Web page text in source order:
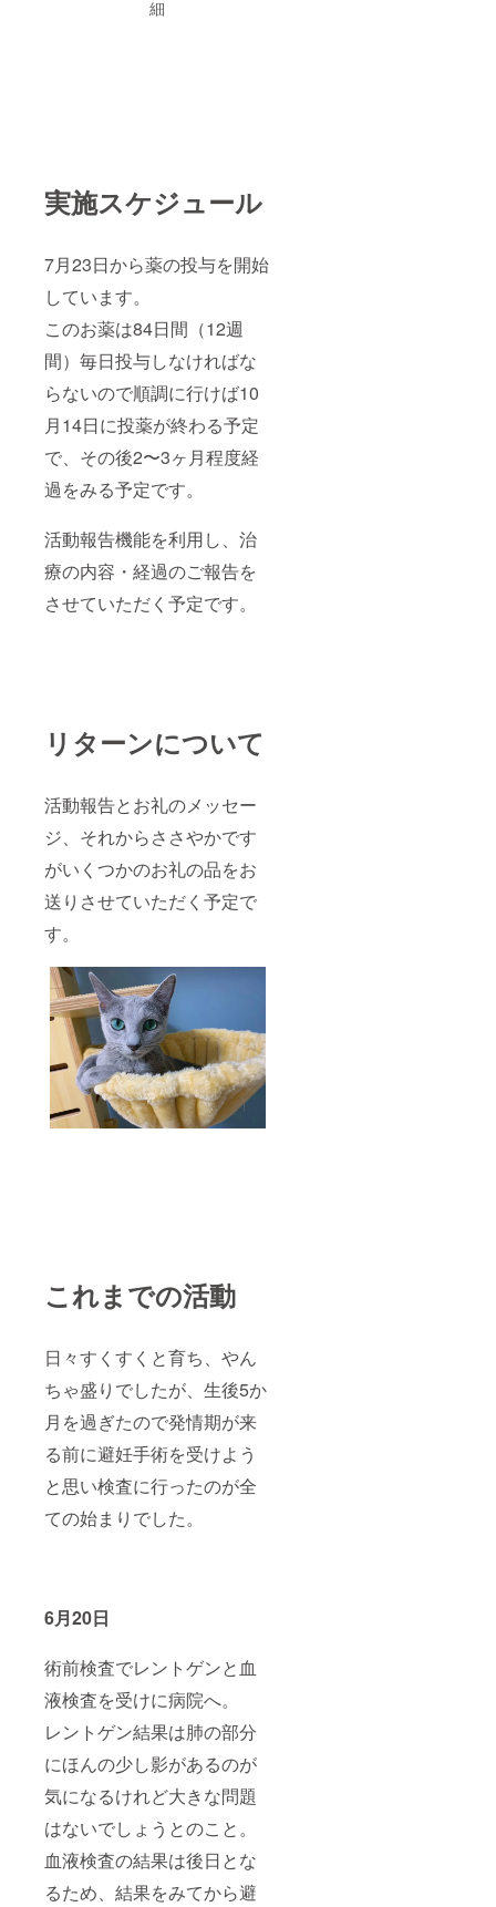
細
実施スケジュール
7月23日から薬の投与を開始
しています。
このお薬は84日間（12週
間）毎日投与しなければな
らないので順調に行けば10
月14日に投薬が終わる予定
で、その後2〜3ヶ月程度経
過をみる予定です。
活動報告機能を利用し、治
療の内容・経過のご報告を
させていただく予定です。
リターンについて
活動報告とお礼のメッセー
ジ、それからささやかです
がいくつかのお礼の品をお
送りさせていただく予定で
す。
これまでの活動
日々すくすくと育ち、やん
ちゃ盛りでしたが、生後5か
月を過ぎたので発情期が来
る前に避妊手術を受けよう
と思い検査に行ったのが全
ての始まりでした。
6月20日
術前検査でレントゲンと血
液検査を受けに病院へ。
レントゲン結果は肺の部分
にほんの少し影があるのが
気になるけれど大きな問題
はないでしょうとのこと。
血液検査の結果は後日とな
るため、結果をみてから避